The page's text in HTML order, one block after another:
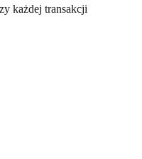
każdej transakcji